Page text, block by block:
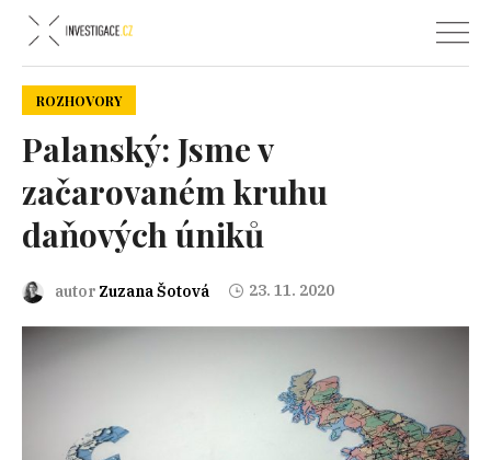
ROZHOVORY
Palanský: Jsme v
začarovaném kruhu
daňových úniků
autor Zuzana Šotová 23. 11. 2020